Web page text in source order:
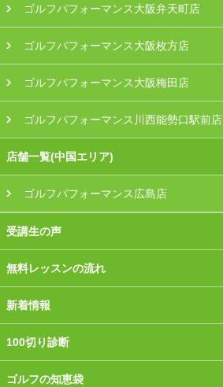
ゴルフパフォーマンス大阪弁天町店
ゴルフパフォーマンス大阪枚方店
ゴルフパフォーマンス大阪梅田店
ゴルフパフォーマンス川西能勢口駅前店
店舗一覧(中国エリア)
ゴルフパフォーマンス広島店
受講生の声
無料レッスンの流れ
新着情報
100切り診断
ゴルフの知恵袋